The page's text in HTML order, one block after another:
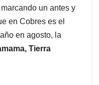
marcando un antes y
en Cobres es el
en agosto, la
Tierra